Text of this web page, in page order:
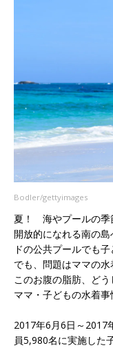
Bodler/gettyimages
夏！ 海やプールの季
開放的になれる南の
ドの公共プールでも
でも、問題はママの水
このお腹の脂肪、どう
ママ・子どもの水着事
2017年6月6日～2017
員5,980名に実施した